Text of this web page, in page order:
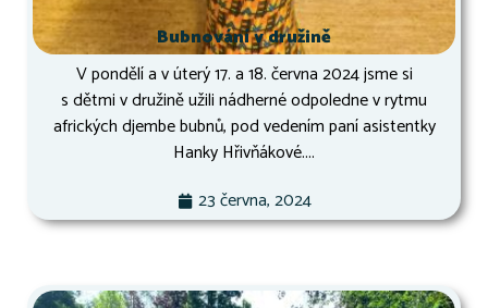
Bubnování v družině
V pondělí a v úterý 17. a 18. června 2024 jsme si
s dětmi v družině užili nádherné odpoledne v rytmu
afrických djembe bubnů, pod vedením paní asistentky
Hanky Hřivňákové....
23 června, 2024